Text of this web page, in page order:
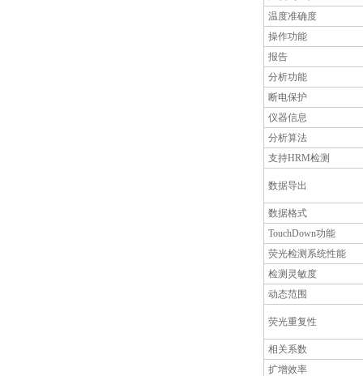
温度准确度
操作功能
报告
分析功能
断电保护
仪器信息
分析算法
支持HRM检测
数据导出
数据格式
TouchDown功能
荧光检测系统性能
检测灵敏度
动态范围
荧光重复性
相关系数
扩增效率